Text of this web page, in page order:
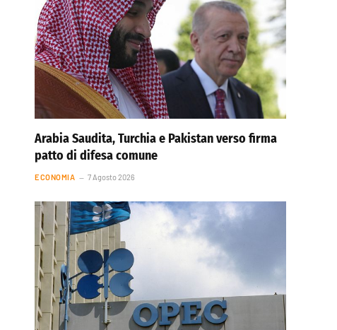
Arabia Saudita, Turchia e Pakistan verso firma
patto di difesa comune
ECONOMIA 7 Agosto 2026